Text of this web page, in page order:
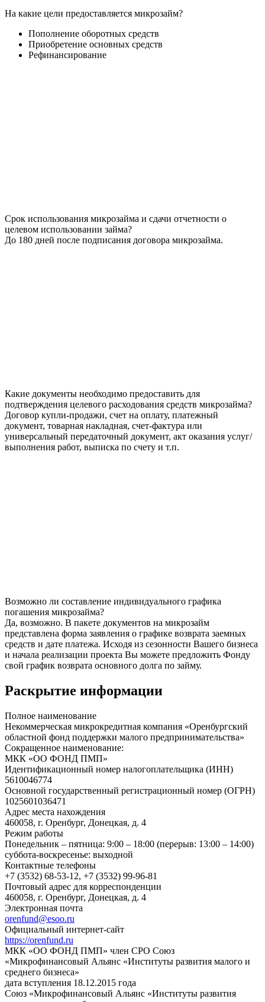
На какие цели предоставляется микрозайм?
Пополнение оборотных средств
Приобретение основных средств
Рефинансирование
Срок использования микрозайма и сдачи отчетности о
целевом использовании займа?
До 180 дней после подписания договора микрозайма.
Какие документы необходимо предоставить для
подтверждения целевого расходования средств микрозайма?
Договор купли-продажи, счет на оплату, платежный
документ, товарная накладная, счет-фактура или
универсальный передаточный документ, акт оказания услуг/
выполнения работ, выписка по счету и т.п.
Возможно ли составление индивидуального графика
погашения микрозайма?
Да, возможно. В пакете документов на микрозайм
представлена форма заявления о графике возврата заемных
средств и дате платежа. Исходя из сезонности Вашего бизнеса
и начала реализации проекта Вы можете предложить Фонду
свой график возврата основного долга по займу.
Раскрытие информации
Полное наименование
Некоммерческая микрокредитная компания «Оренбургский
областной фонд поддержки малого предпринимательства»
Сокращенное наименование:
МКК «ОО ФОНД ПМП»
Идентификационный номер налогоплательщика (ИНН)
5610046774
Основной государственный регистрационный номер (ОГРН)
1025601036471
Адрес места нахождения
460058, г. Оренбург, Донецкая, д. 4
Режим работы
Понедельник – пятница: 9:00 – 18:00 (перерыв: 13:00 – 14:00)
суббота-воскресенье: выходной
Контактные телефоны
+7 (3532) 68-53-12, +7 (3532) 99-96-81
Почтовый адрес для корреспонденции
460058, г. Оренбург, Донецкая, д. 4
Электронная почта
orenfund@esoo.ru
Официальный интернет-сайт
https://orenfund.ru
МКК «ОО ФОНД ПМП» член СРО Союз
«Микрофинансовый Альянс «Институты развития малого и
среднего бизнеса»
дата вступления 18.12.2015 года
Союз «Микрофинансовый Альянс «Институты развития